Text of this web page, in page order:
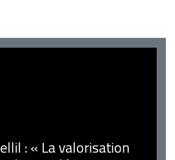
: « La valorisation